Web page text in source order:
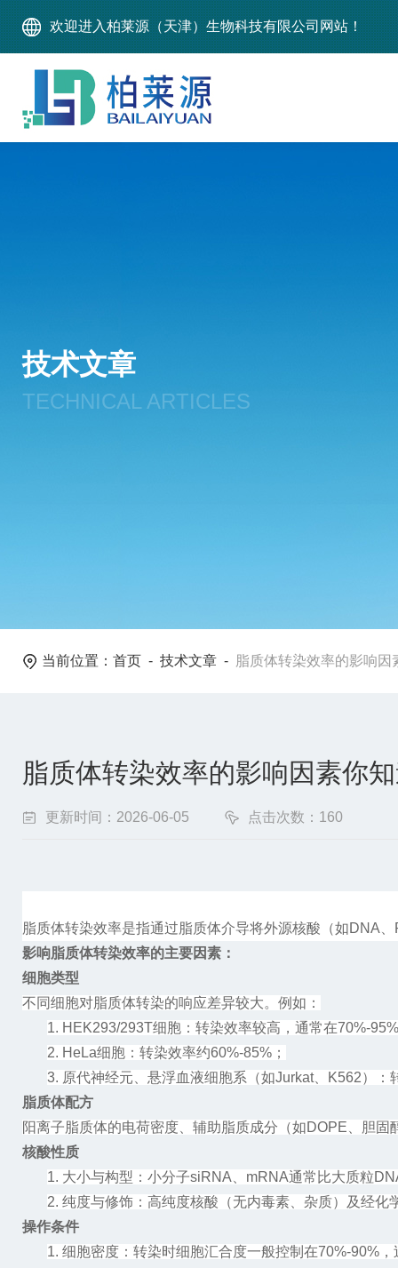
欢迎进入柏莱源（天津）生物科技有限公司网站！
技术文章
TECHNICAL ARTICLES
当前位置： 首页 - 技术文章 - 脂质体转染效率的影响因
脂质体转染效率的影响因素你
更新时间：2026-06-05 点击次数：160
脂质体转染效率是指通过脂质体介导将外源核酸（如DNA
影响脂质体转染效率的主要因素：
细胞类型
不同细胞对脂质体转染的响应差异较大。例如：
1. HEK293/293T细胞：转染效率较高，通常在70%-
2. HeLa细胞：转染效率约60%-85%；
3. 原代神经元、悬浮血液细胞系（如Jurkat、K562）：
脂质体配方
阳离子脂质体的电荷密度、辅助脂质成分（如DOPE、胆固
核酸性质
1. 大小与构型：小分子siRNA、mRNA通常比大质粒
2. 纯度与修饰：高纯度核酸（无内毒素、杂质）及经化
操作条件
1. 细胞密度：转染时细胞汇合度一般控制在70%-90%，